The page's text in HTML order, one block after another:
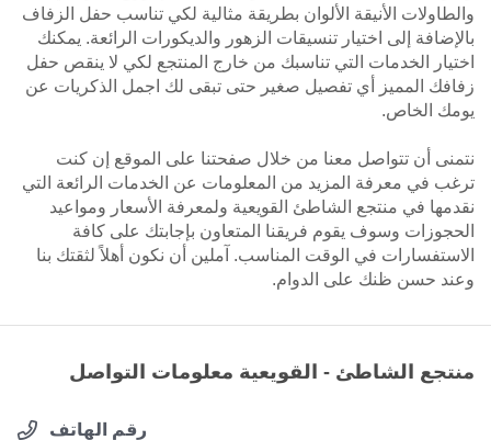
والطاولات الأنيقة الألوان بطريقة مثالية لكي تناسب حفل الزفاف
بالإضافة إلى اختيار تنسيقات الزهور والديكورات الرائعة. يمكنك
اختيار الخدمات التي تناسبك من خارج المنتجع لكي لا ينقص حفل
زفافك المميز أي تفصيل صغير حتى تبقى لك اجمل الذكريات عن
يومك الخاص.
نتمنى أن تتواصل معنا من خلال صفحتنا على الموقع إن كنت
ترغب في معرفة المزيد من المعلومات عن الخدمات الرائعة التي
نقدمها في منتجع الشاطئ القويعية ولمعرفة الأسعار ومواعيد
الحجوزات وسوف يقوم فريقنا المتعاون بإجابتك على كافة
الاستفسارات في الوقت المناسب. آملين أن نكون أهلاً لثقتك بنا
وعند حسن ظنك على الدوام.
منتجع الشاطئ - القويعية معلومات التواصل
رقم الهاتف